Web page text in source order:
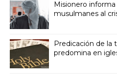
Misionero
musulmanes al
Predicación de la
predomina en